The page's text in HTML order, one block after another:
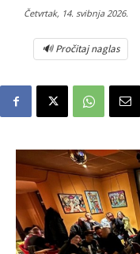
Četvrtak, 14. svibnja 2026.
🔊 Pročitaj naglas